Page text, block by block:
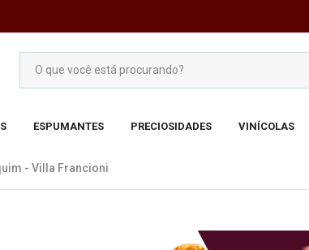
ESPUMANTES PRECIOSIDADES VINÍCOLAS
- Villa Francioni